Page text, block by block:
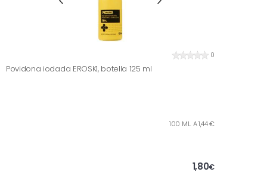
0
Povidona iodada EROSKI, botella 125 ml
100 ML. A 1,44 €
1,80€